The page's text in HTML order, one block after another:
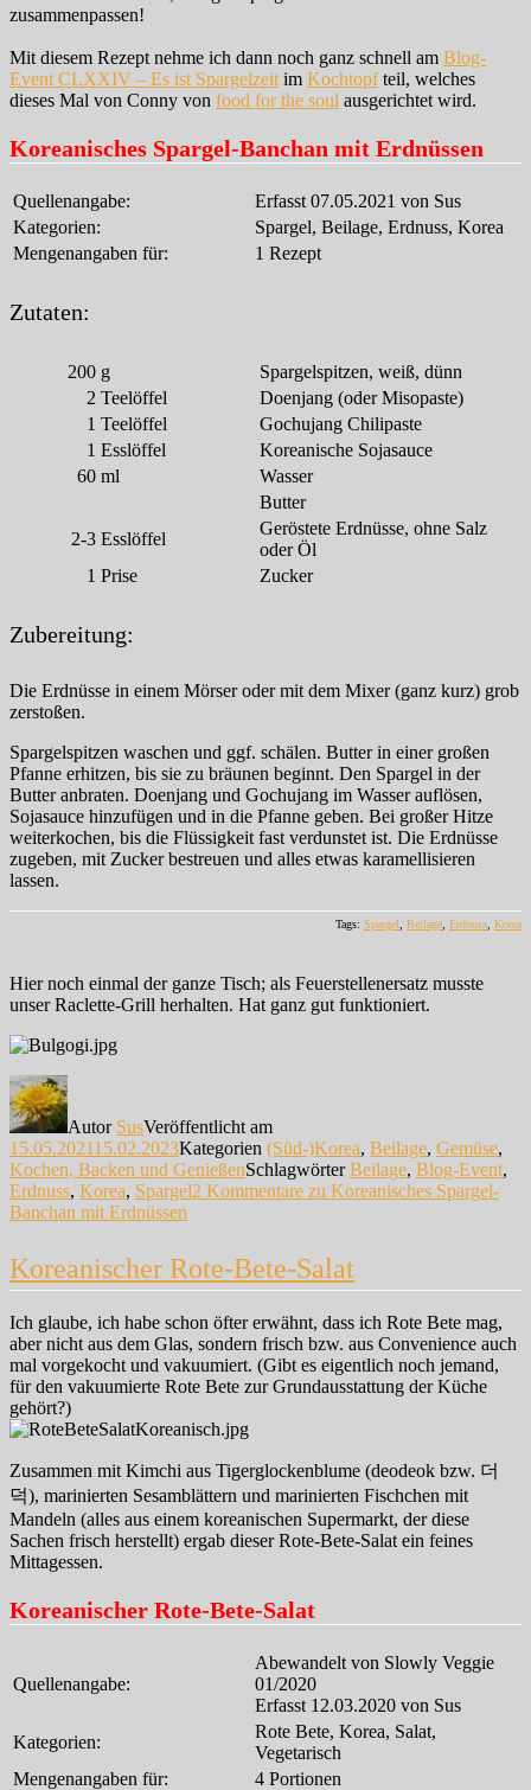
zusammenpassen!
Mit diesem Rezept nehme ich dann noch ganz schnell am Blog-
Event CLXXIV – Es ist Spargelzeit im Kochtopfteil, welches
dieses Mal von Conny von food for the soul ausgerichtet wird.
Koreanisches Spargel-Banchan mit Erdnüssen
Quellenangabe:
Erfasst 07.05.2021 von Sus
Kategorien:
Spargel, Beilage, Erdnuss, Korea
Mengenangaben für:
1 Rezept
Zutaten:
200 g
Spargelspitzen, weiß, dünn
2 Teelöffel
Doenjang (oder Misopaste)
1 Teelöffel
Gochujang Chilipaste
1 Esslöffel
Koreanische Sojasauce
60 ml
Wasser
Butter
2-3 Esslöffel
Geröstete Erdnüsse, ohne Salz
oder Öl
1 Prise Zucker
Zubereitung:
Die Erdnüsse in einem Mörser oder mit dem Mixer (ganz kurz) grob
zerstoßen.
Spargelspitzen waschen und ggf. schälen. Butter in einer großen
Pfanne erhitzen, bis sie zu bräunen beginnt. Den Spargel in der
Butter anbraten. Doenjang und Gochujang im Wasser auflösen,
Sojasauce hinzufügen und in die Pfanne geben. Bei großer Hitze
weiterkochen, bis die Flüssigkeit fast verdunstet ist. Die Erdnüsse
zugeben, mit Zucker bestreuen und alles etwas karamellisieren
lassen.
Tags: Spargel Beilage Erdnuss Korea
Hier noch einmal der ganze Tisch; als Feuerstellenersatz musste
unser Raclette-Grill herhalten. Hat ganz gut funktioniert.
Autor SusVeröffentlicht am
15.05.202115.02.2023Kategorien (Süd-)Korea, Beilage, Gemüse,
Kochen, Backen und GenießenSchlagwörterBeilage, Blog-Event,
Erdnuss, Korea, Spargel2 Kommentare zu Koreanisches Spargel-
Banchan mit Erdnüssen
Koreanischer Rote-Bete-Salat
Ich glaube, ich habe schon öfter erwähnt, dass ich Rote Bete mag,
aber nicht aus dem Glas, sondern frisch bzw. aus Convenience auch
mal vorgekocht und vakuumiert. (Gibt es eigentlich noch jemand,
für den vakuumierte Rote Bete zur Grundausstattung der Küche
gehört?)
Zusammen mit Kimchi aus Tigerglockenblume (deodeok bzw. 더
덕), marinierten Sesamblättern und marinierten Fischchen mit
Mandeln (alles aus einem koreanischen Supermarkt, der diese
Sachen frisch herstellt) ergab dieser Rote-Bete-Salat ein feines
Mittagessen.
Koreanischer Rote-Bete-Salat
Quellenangabe:
Abewandelt von Slowly Veggie
01/2020
Erfasst 12.03.2020 von Sus
Kategorien:
Rote Bete, Korea, Salat,
Vegetarisch
Mengenangaben für:
4 Portionen